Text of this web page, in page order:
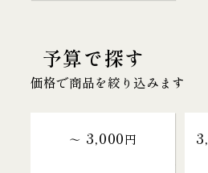
予算で探す
価格で商品を絞り込みます
～ 3,000円